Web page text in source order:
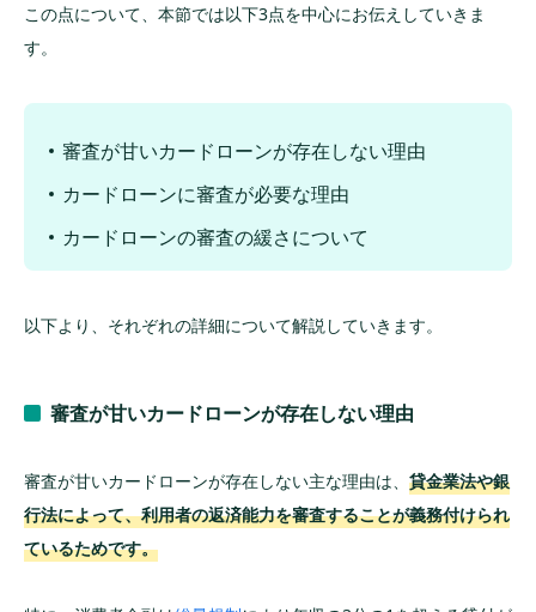
審査落ち経験のあるグループ会社を避ける
2社以上の同時申込を避ける
借入希望額は最低限にする
他社借入がある場合は減額や増額審査を検討
必要書類を事前に揃えておく
在籍確認の対策をしておく
アコム｜利用者数No.1実績＆審査通過率が最も
アイフル｜審査落ちした方でもチャンスがある
プロミス｜最短3分で融資が可能！
この点について、本節では以下3点を中心にお伝えしていきま
す。
審査が甘いカードローンが存在しない理由
カードローンに審査が必要な理由
カードローンの審査の緩さについて
以下より、それぞれの詳細について解説していきます。
審査が甘いカードローンが存在しない理由
審査が甘いカードローンが存在しない主な理由は、 貸金業法や銀
行法によって、利用者の返済能力を審査することが義務付けられ
ているためです。